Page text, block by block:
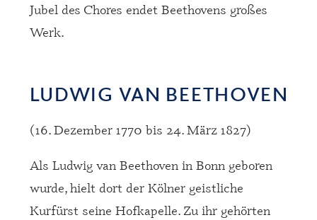
Jubel des Chores endet Beethovens großes
Werk.
LUDWIG VAN BEETHOVEN
(16. Dezember 1770 bis 24. März 1827)
Als Ludwig van Beethoven in Bonn geboren
wurde, hielt dort der Kölner geistliche
Kurfürst seine Hofkapelle. Zu ihr gehörten